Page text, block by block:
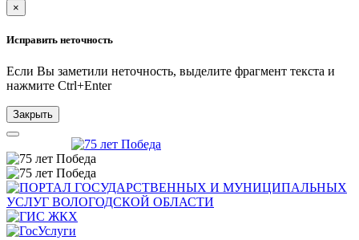
×
Исправить неточность
Если Вы заметили неточность, выделите фрагмент текста и
нажмите Ctrl+Enter
Закрыть